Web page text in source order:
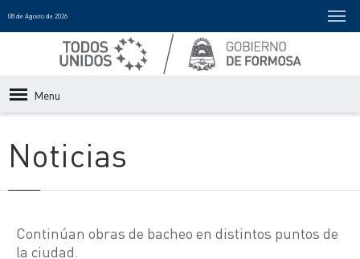
08 de Agosto de 2026
Menu
Noticias
Continúan obras de bacheo en distintos puntos de
la ciudad.